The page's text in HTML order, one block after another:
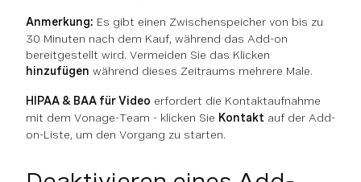
Anmerkung: Es gibt einen Zwischenspeicher von bis zu
30 Minuten nach dem Kauf, während das Add-on
bereitgestellt wird. Vermeiden Sie das Klicken
hinzufügen während dieses Zeitraums mehrere Male.
HIPAA & BAA für Video erfordert die Kontaktaufnahme
mit dem Vonage-Team - klicken Sie Kontakt auf der Add-
on-Liste, um den Vorgang zu starten.